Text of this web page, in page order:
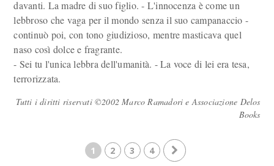
davanti. La madre di suo figlio. - L'innocenza è come un
lebbroso che vaga per il mondo senza il suo campanaccio -
continuò poi, con tono giudizioso, mentre masticava quel
naso così dolce e fragrante.
- Sei tu l'unica lebbra dell'umanità. - La voce di lei era tesa,
terrorizzata.
Tutti i diritti riservati ©2002 Marco Ramadori e Associazione Delos
Books
1 2 3 4